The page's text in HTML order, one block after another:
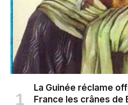
La Guinée réclame
France les crânes de